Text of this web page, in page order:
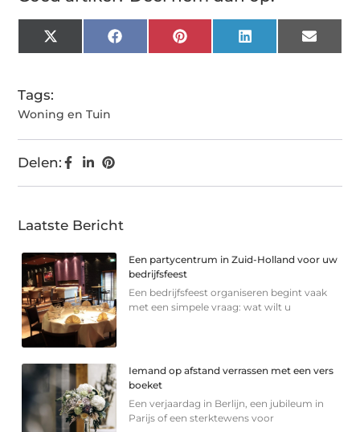
X
(Twitter)
FacebookPinterest LinkedIn Email
Tags:
Woning en Tuin
Delen:
Laatste Bericht
Een partycentrum in Zuid-Holland voor uw
bedrijfsfeest
Een bedrijfsfeest organiseren begint vaak
met een simpele vraag: wat wilt u
Iemand op afstand verrassen met een vers
boeket
Een verjaardag in Berlijn, een jubileum in
Parijs of een sterkte­wens voor